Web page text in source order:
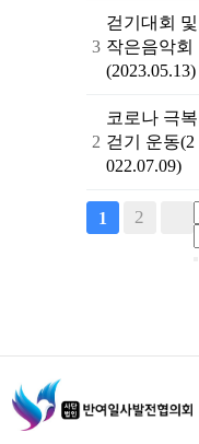
3
걷기대회 및
작은음악회
(2023.05.13)
2
코로나 극복
걷기 운동(2
022.07.09)
1 2